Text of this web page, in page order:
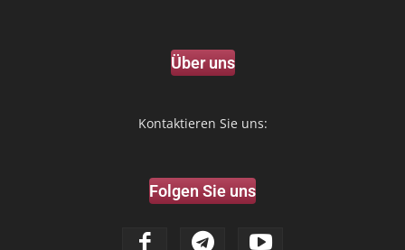
Über uns
Kontaktieren Sie uns:
Folgen Sie uns